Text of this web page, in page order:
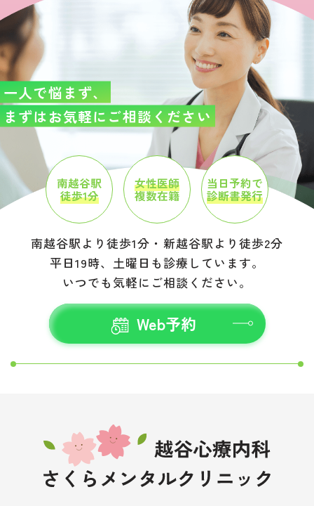
一人で悩まず、
まずはお気軽にご相談ください
南越谷駅
徒歩1分
女性医師
複数在籍
当日予約で
診断書発行
南越谷駅より徒歩1分・新越谷駅より徒歩2分
平日19時、土曜日も診療しています。
いつでも気軽にご相談ください。
Web予約